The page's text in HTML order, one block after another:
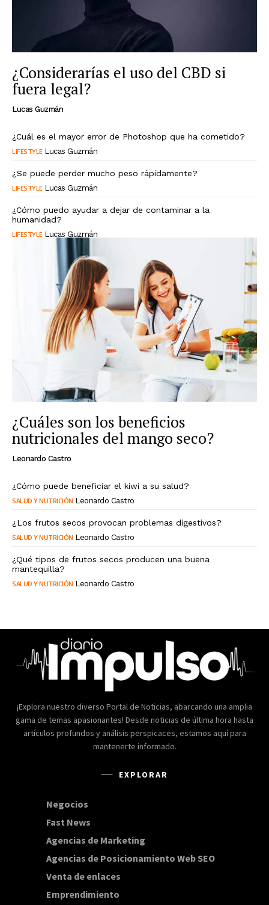
¿Considerarías el uso del CBD si
fuera legal?
Lucas Guzmán
¿Cuál es el mayor error de Photoshop que ha cometido?
LIFESTYLE Lucas Guzmán
¿Se puede perder mucho peso rápidamente?
LIFESTYLE Lucas Guzmán
¿Cómo puedo ayudar a dejar de contaminar a la
humanidad?
LIFESTYLE Lucas Guzmán
¿Cuáles son los beneficios
nutricionales del mango seco?
Leonardo Castro
¿Cómo puede beneficiar el kiwi a su salud?
SALUD Y NUTRICIÓN Leonardo Castro
¿Los frutos secos provocan problemas digestivos?
SALUD Y NUTRICIÓN Leonardo Castro
¿Qué tipos de frutos secos producen una buena
mantequilla?
SALUD Y NUTRICIÓN Leonardo Castro
¡Explora nuestro diverso Portal de Noticias, abarcando una amplia
gama de temas apasionantes! Desde noticias de última hora hasta
artículos profundos y análisis perspicaces, estamos aquí para
mantenerte informado.
EXPLORAR
Negocios
Fast News
Agencias de Marketing
Agencias de Posicionamiento Web SEO20
Venta de enlaces
Emprendimiento